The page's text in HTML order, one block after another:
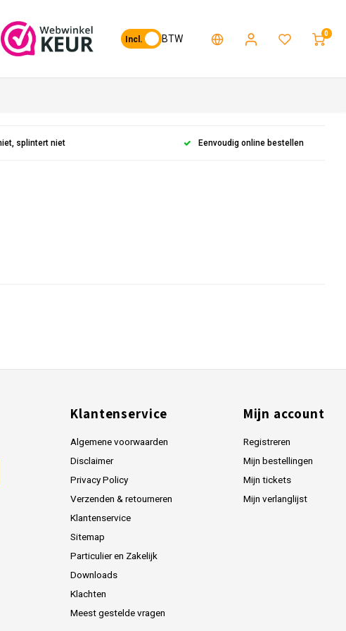
Incl. BTW 0
splintert niet Eenvoudig online bestellen
Klantenservice
Algemene voorwaarden
Disclaimer
Privacy Policy
Verzenden & retourneren
Klantenservice
Sitemap
Particulier en Zakelijk
Downloads
Klachten
Meest gestelde vragen
Mijn account
Registreren
Mijn bestellingen
Mijn tickets
Mijn verlanglijst